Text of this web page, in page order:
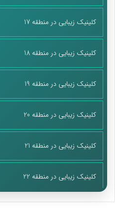
کلینیک زیبایی در منطقه 17
کلینیک زیبایی در منطقه 18
کلینیک زیبایی در منطقه 19
کلینیک زیبایی در منطقه 20
کلینیک زیبایی در منطقه 21
کلینیک زیبایی در منطقه 22